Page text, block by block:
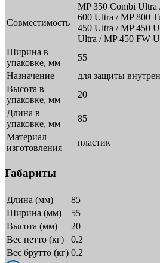
Совместимость
MP 350 Combi
600 Ultra / MP 800
450 Ultra / MP 450
Ultra / MP 450 FW
Ширина в
упаковке, мм
55
Назначение
для защиты
Высота в
упаковке, мм
20
Длина в
упаковке, мм
85
Материал
изготовления
пластик
Габариты
Длина (мм)
85
Ширина (мм)
55
Высота (мм)
20
Вес нетто (кг)
0.2
Вес брутто (кг) 0.2